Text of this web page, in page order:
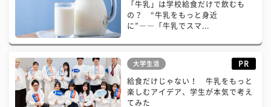
「牛乳」は学校給食だけで飲むも
の？ “牛乳をもっと身近
に”――「牛乳でスマ...
大学生活 PR
給食だけじゃない！ 牛乳をもっと
楽しむアイデア、学生が本気で考え
てみた